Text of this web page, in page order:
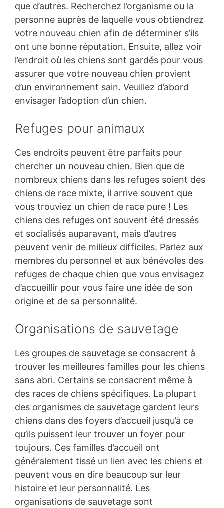
que d’autres. Recherchez l’organisme ou la
personne auprès de laquelle vous obtiendrez
votre nouveau chien afin de déterminer s’ils
ont une bonne réputation. Ensuite, allez voir
l’endroit où les chiens sont gardés pour vous
assurer que votre nouveau chien provient
d’un environnement sain. Veuillez d’abord
envisager l’adoption d’un chien.
Refuges pour animaux
Ces endroits peuvent être parfaits pour
chercher un nouveau chien. Bien que de
nombreux chiens dans les refuges soient des
chiens de race mixte, il arrive souvent que
vous trouviez un chien de race pure ! Les
chiens des refuges ont souvent été dressés
et socialisés auparavant, mais d’autres
peuvent venir de milieux difficiles. Parlez aux
membres du personnel et aux bénévoles des
refuges de chaque chien que vous envisagez
d’accueillir pour vous faire une idée de son
origine et de sa personnalité.
Organisations de sauvetage
Les groupes de sauvetage se consacrent à
trouver les meilleures familles pour les chiens
sans abri. Certains se consacrent même à
des races de chiens spécifiques. La plupart
des organismes de sauvetage gardent leurs
chiens dans des foyers d’accueil jusqu’à ce
qu’ils puissent leur trouver un foyer pour
toujours. Ces familles d’accueil ont
généralement tissé un lien avec les chiens et
peuvent vous en dire beaucoup sur leur
histoire et leur personnalité. Les
organisations de sauvetage sont